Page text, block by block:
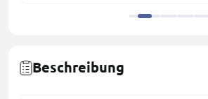
Beschreibung